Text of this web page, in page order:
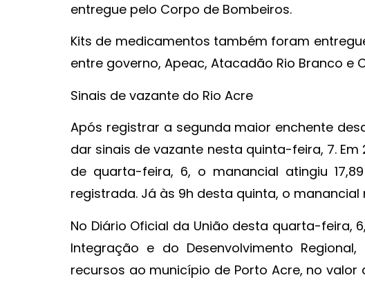
entregue pelo Corpo de Bombeiros.
Kits de medicamentos também foram
entre governo, Apeac, Atacadão Rio Branco e
Sinais de vazante do Rio Acre
Após registrar a segunda maior enchente
dar sinais de vazante nesta quinta-feira, 7. Em
de quarta-feira, 6, o manancial atingiu
registrada. Já às 9h desta quinta, o manancial
No Diário Oficial da União desta quarta-feira,
Integração e do Desenvolvimento
recursos ao município de Porto Acre, no valor